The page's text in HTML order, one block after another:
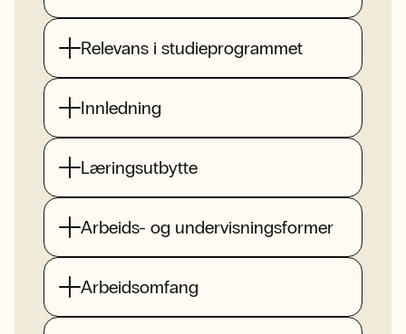
Relevans i studieprogrammet
Innledning
Læringsutbytte
Arbeids- og undervisningsformer
Arbeidsomfang